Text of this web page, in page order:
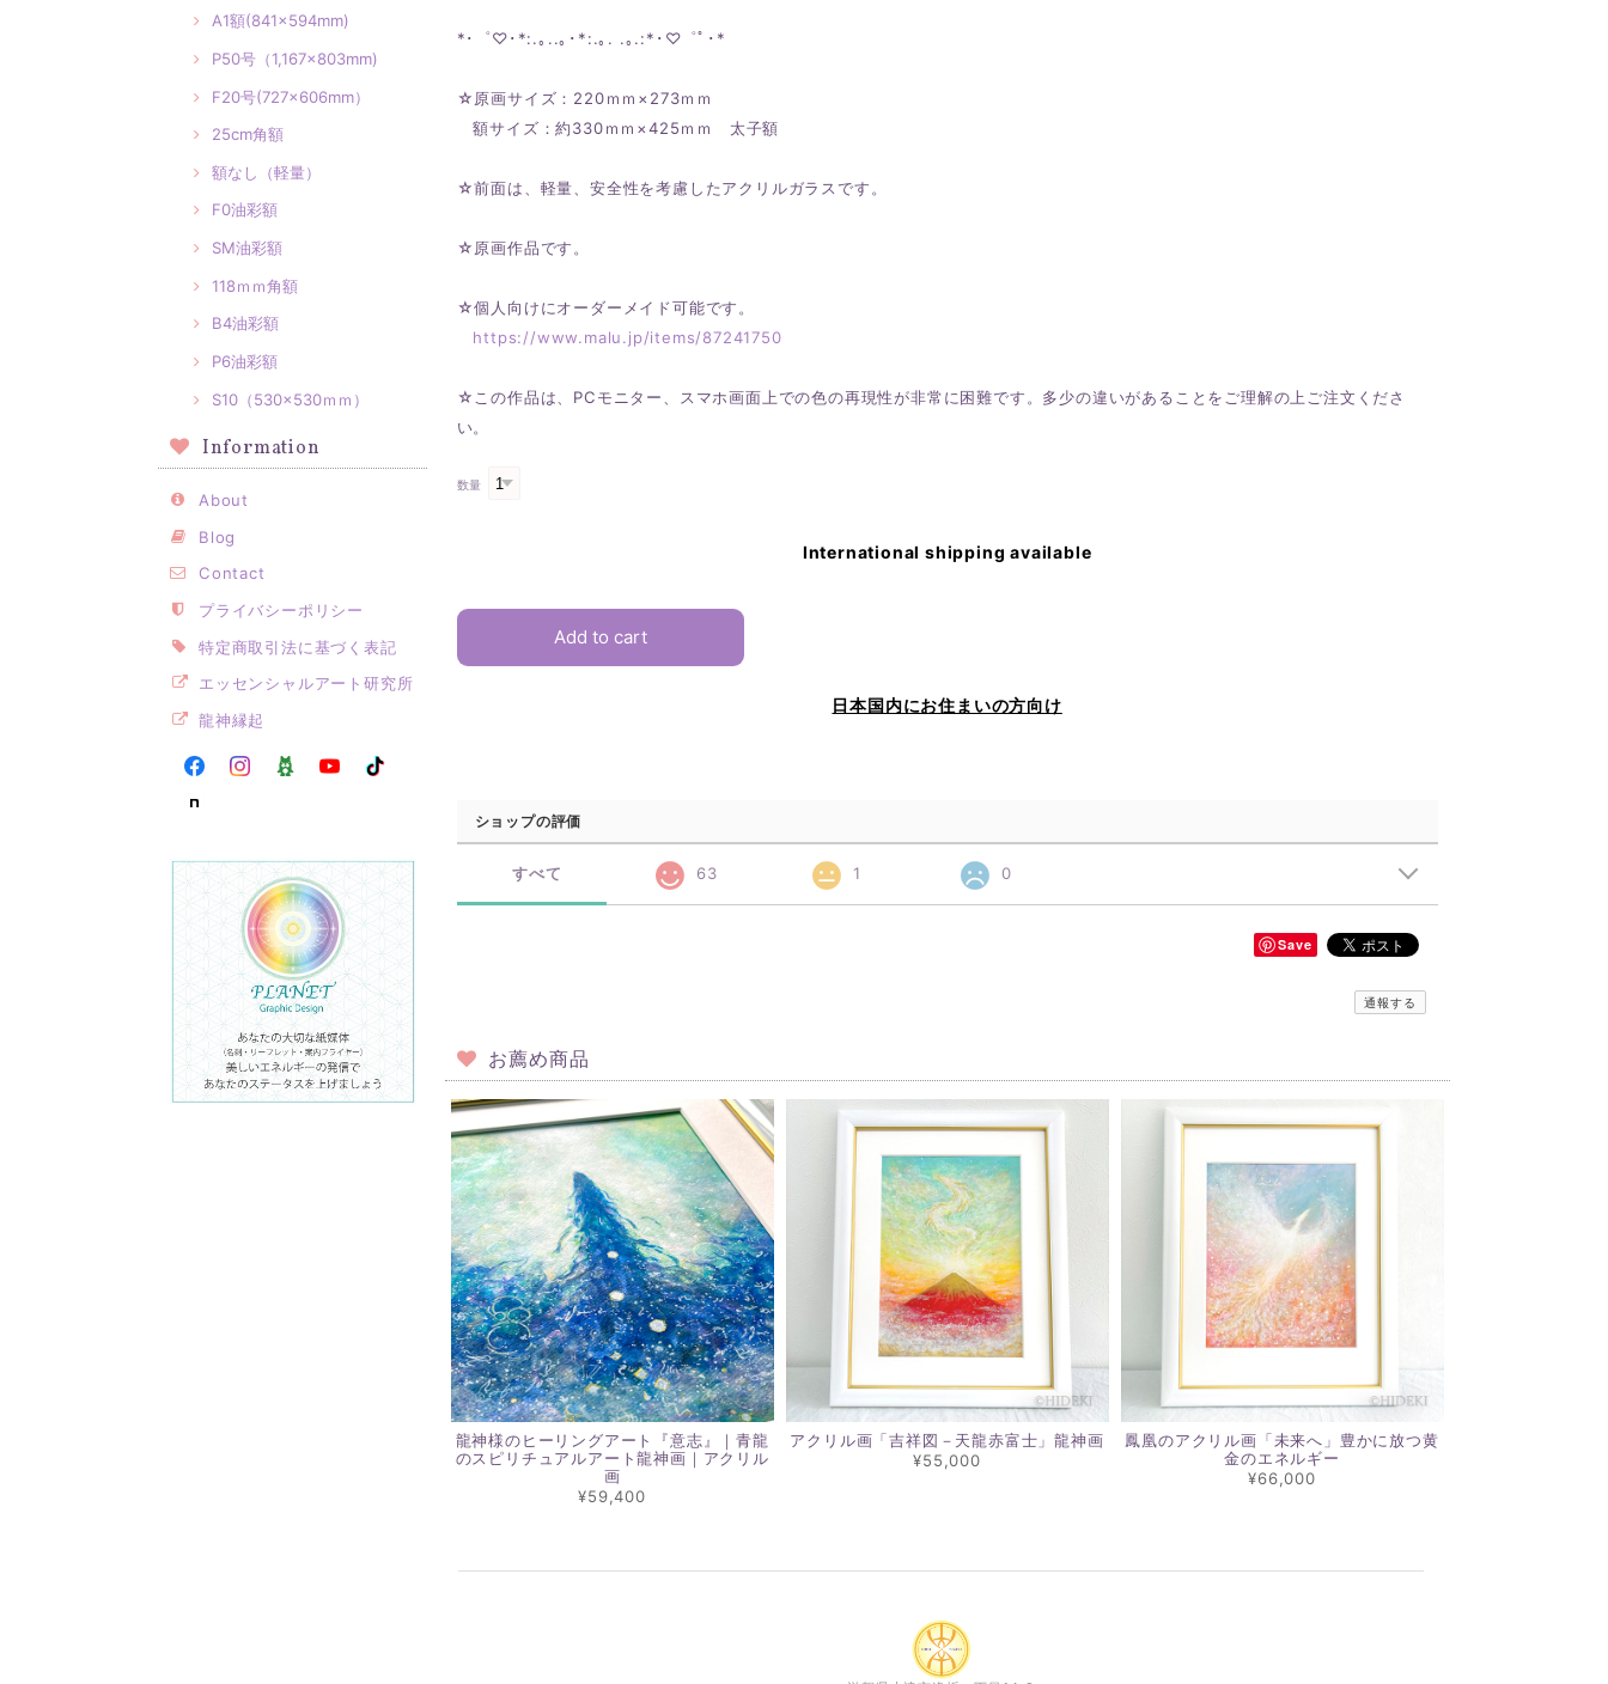
A1額(841×594mm)
P50号（1,167×803mm)
F20号(727×606mm）
25cm角額
額なし（軽量）
F0油彩額
SM油彩額
118ｍｍ角額
B4油彩額
P6油彩額
S10（530×530ｍｍ）
Information
About
Blog
Contact
プライバシーポリシー
特定商取引法に基づく表記
エッセンシャルアート研究所
龍神縁起
*･゜♡･*:.｡..｡･*:.｡. .｡.:*･♡゜ﾟ･*
☆原画サイズ：220ｍｍ×273ｍｍ
額サイズ：約330ｍｍ×425ｍｍ 太子額
☆前面は、軽量、安全性を考慮したアクリルガラスです。
☆原画作品です。
☆個人向けにオーダーメイド可能です。
https://www.malu.jp/items/87241750
☆この作品は、PCモニター、スマホ画面上での色の再現性が非常に困難です。多少の違いがあることをご理解の上ご注文くださ
い。
数量
International shipping available
Add to cart
日本国内にお住まいの方向け
ショップの評価
すべて 63 1 0
Save
通報する
お薦め商品
龍神様のヒーリングアート『意志』｜青龍
のスピリチュアルアート龍神画｜アクリル
画
¥59,400
アクリル画「吉祥図－天龍赤富士」龍神画
¥55,000
鳳凰のアクリル画「未来へ」豊かに放つ黄
金のエネルギー
¥66,000